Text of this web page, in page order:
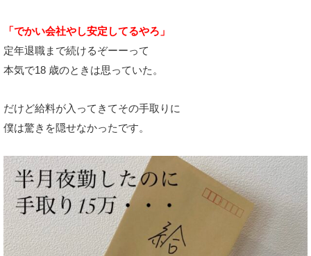
「でかい会社やし安定してるやろ」
定年退職まで続けるぞーーって
本気で18 歳のときは思っていた。
だけど給料が入ってきてその手取りに
僕は驚きを隠せなかったです。